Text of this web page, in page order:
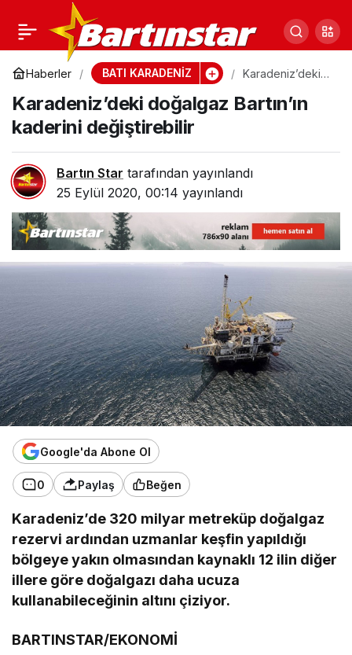
Haberler BATI KARADENİZ
Karadeniz’deki
Bartın’ın kaderini
değiştirebilir
Karadeniz’deki doğalgaz Bartın’ın
kaderini değiştirebilir
Bartın Star tarafından yayınlandı
25 Eylül 2020, 00:14 yayınlandı
Google'da Abone Ol
0 Paylaş Beğen
Karadeniz’de 320 milyar metreküp doğalgaz
rezervi ardından uzmanlar keşfin yapıldığı
bölgeye yakın olmasından kaynaklı 12 ilin diğer
illere göre doğalgazı daha ucuza
kullanabileceğinin altını çiziyor.
BARTINSTAR/EKONOMİ
Büyük sanayici Zeki
Yurtbay hayata veda
etti
0 Paylaş